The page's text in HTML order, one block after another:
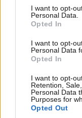
consent section.
I want to opt-
Personal Data.
Opted In
I want to opt-
Personal Data
Opted In
I want to opt-
Retention,
Personal Data
Purposes for
Opted Out